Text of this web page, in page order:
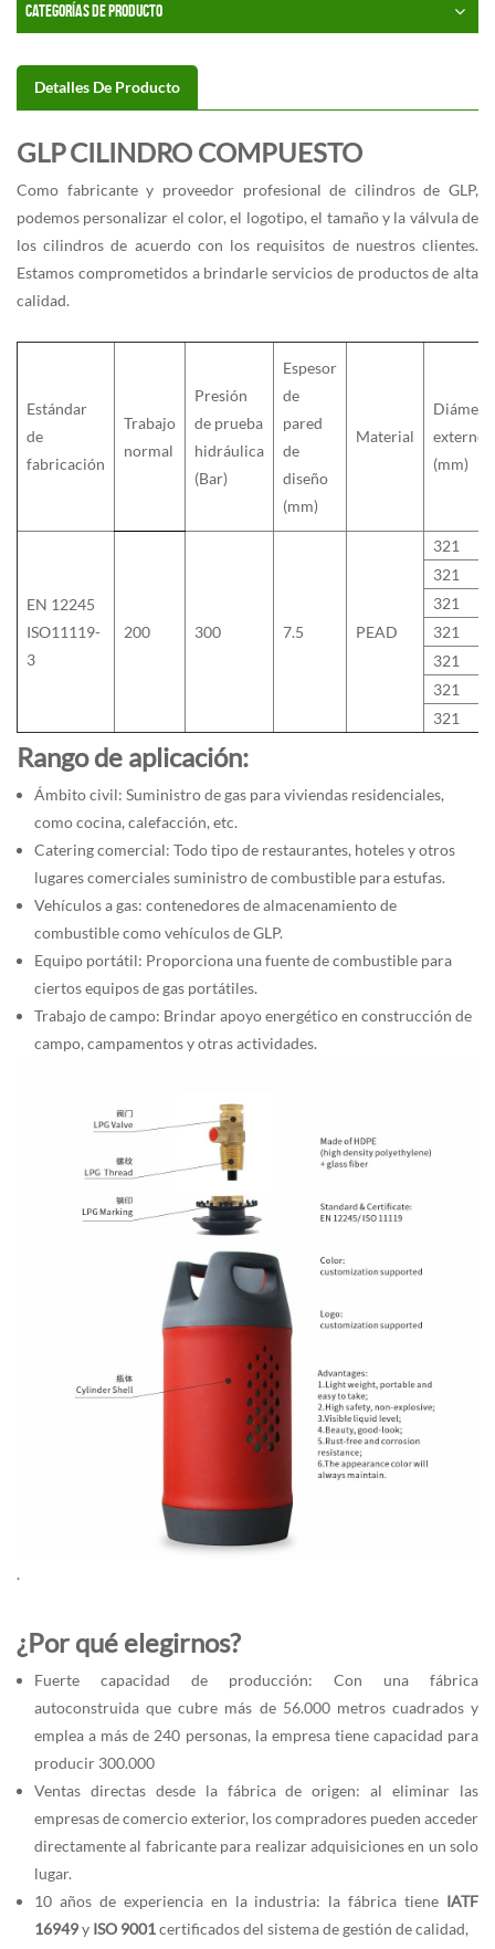
CATEGORÍAS DE PRODUCTO
Detalles De Producto
GLPCILINDRO COMPUESTO
Como fabricante y proveedor profesional de cilindros de GLP,
podemos personalizar el color, el logotipo, el tamaño y la válvula de
los cilindros de acuerdo con los requisitos de nuestros clientes.
Estamos comprometidos a brindarle servicios de productos de alta
calidad.
Estándar
de
fabricación
Trabajo
normal
Presión
de prueba
hidráulica
(Bar)
Espesor
de
pared
de
diseño
(mm)
Material
externo
(mm)
EN 12245
ISO11119-
3
200 300 7.5 PEAD
321
321
321
321
321
321
321
Rango de aplicación:
Ámbito civil: Suministro de gas para viviendas residenciales,
como cocina, calefacción, etc.
Catering comercial: Todo tipo de restaurantes, hoteles y otros
lugares comerciales suministro de combustible para estufas.
Vehículos a gas: contenedores de almacenamiento de
combustible como vehículos de GLP.
Equipo portátil: Proporciona una fuente de combustible para
ciertos equipos de gas portátiles.
Trabajo de campo: Brindar apoyo energético en construcción de
campo, campamentos y otras actividades.
.
¿Por qué elegirnos?
Fuerte capacidad de producción: Con una fábrica
autoconstruida que cubre más de 56.000 metros cuadrados y
emplea a más de 240 personas, la empresa tiene capacidad para
producir 300.000
Ventas directas desde la fábrica de origen: al eliminar las
empresas de comercio exterior, los compradores pueden acceder
directamente al fabricante para realizar adquisiciones en un solo
lugar.
10 años de experiencia en la industria: la fábrica tiene IATF
16949y ISO 9001certificados del sistema de gestión de calidad,